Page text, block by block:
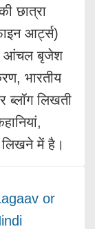
छात्रा
आर्ट्स)
आंचल बृजेश
भारतीय
ब्लॉग लिखती
लिखने में है।
or